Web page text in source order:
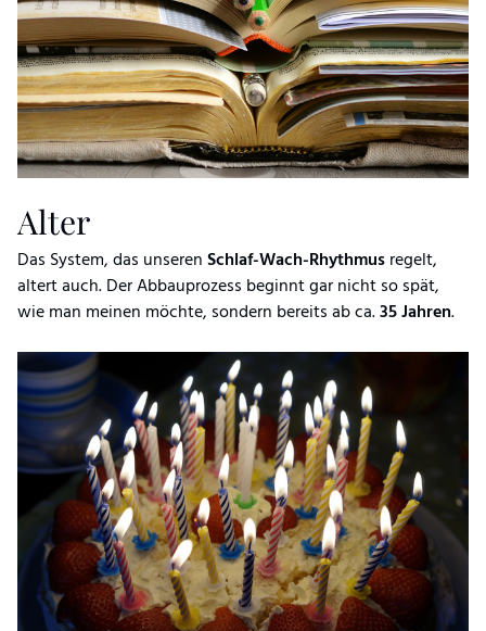
Alter
Das System, das unserenSchlaf-Wach-Rhythmusregelt,
altert auch. Der Abbauprozess beginnt gar nicht so spät,
wie man meinen möchte, sondern bereits ab ca.35 Jahren.